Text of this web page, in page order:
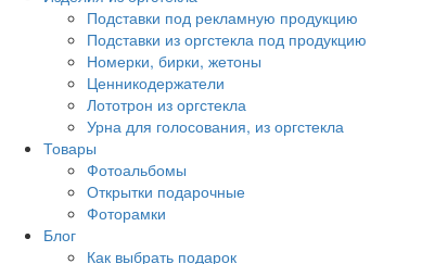
Подставки под рекламную продукцию
Подставки из оргстекла под продукцию
Номерки, бирки, жетоны
Ценникодержатели
Лототрон из оргстекла
Урна для голосования, из оргстекла
Товары
Фотоальбомы
Открытки подарочные
Фоторамки
Блог
Как выбрать подарок